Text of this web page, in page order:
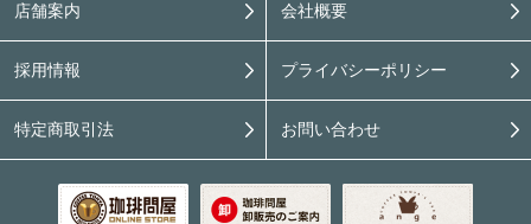
店舗案内 会社概要
採用情報 プライバシーポリシー
特定商取引法 お問い合わせ